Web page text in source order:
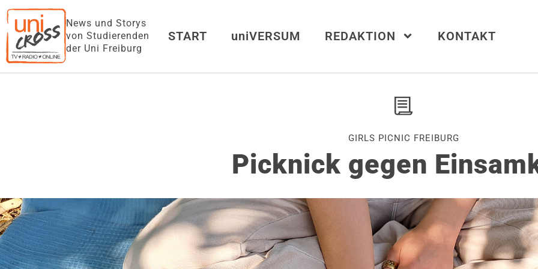
News und Storys
von Studierenden
der Uni Freiburg
START uniVERSUM REDAKTION KONTAKT
GIRLS PICNIC FREIBURG
Picknick gegen